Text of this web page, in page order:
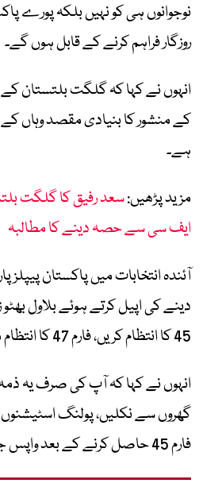
نوجوانوں ہی کو نہیں بلکہ پورے
روزگار فراہم کرنے کے قابل ہوں گے۔
انہوں نے کہا کہ گلگت بلتستان کے
کے منشور کا بنیادی مقصد وہاں کے
ہے۔
مزید پڑھیں:سعد رفیق کا گلگت
ایف سی سے حصہ دینے کا مطالبہ
آئندہ انتخابات میں پاکستان پیپلز
دینے کی اپیل کرتے ہوئے بلاول
45 کا انتظام کریں، فارم 47 کا انتظام میں کروں گا۔
انہوں نے کہا کہ آپ کی صرف یہ
گھروں سے نکلیں، پولنگ اسٹیشنوں
فارم 45 حاصل کرنے کے بعد واپس جائیں۔